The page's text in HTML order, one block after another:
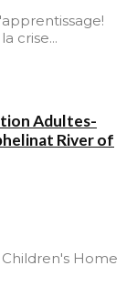
crise...
Adultes-
River of
Home